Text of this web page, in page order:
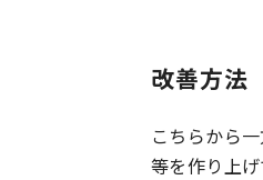
改善方法
こちらから
等を作り上げ